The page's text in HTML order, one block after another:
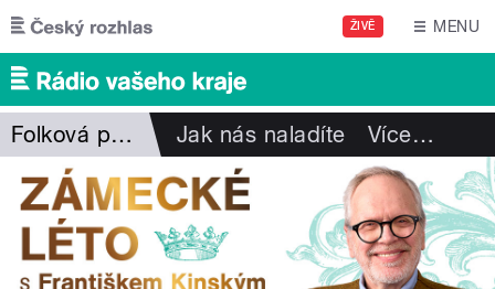
Přejít k hlavnímu obsahu
ŽIVĚ MENU
Folková pohlazení Jak nás naladíte Více…